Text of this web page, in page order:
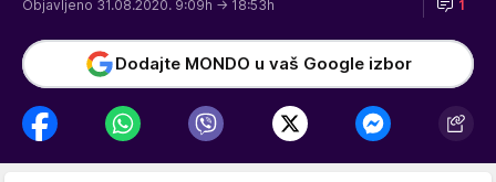
Objavljeno 31.08.2020. 9:09h → 18:53h 1
Dodajte MONDO u vaš Google izbor